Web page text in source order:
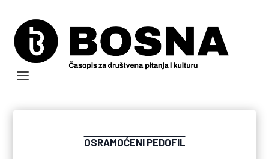
OSRAMOĆENI PEDOFIL